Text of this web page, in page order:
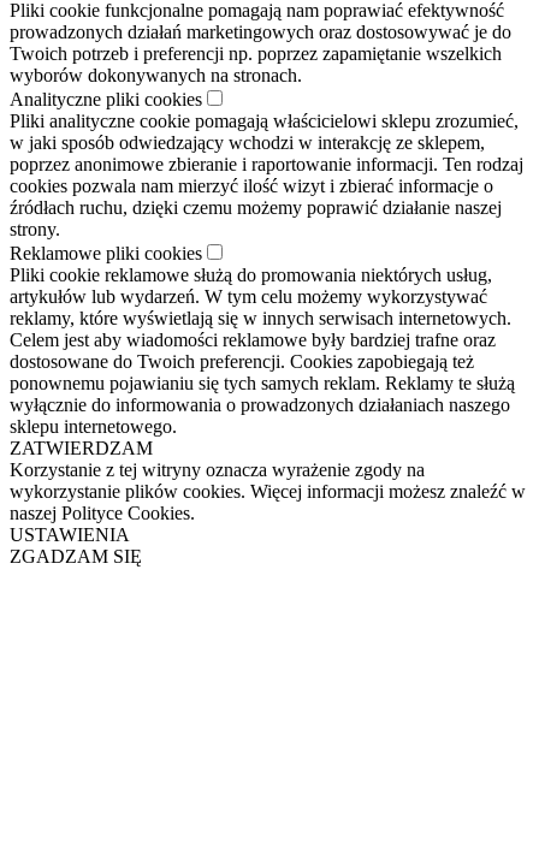
Pliki cookie funkcjonalne pomagają nam poprawiać efektywność
prowadzonych działań marketingowych oraz dostosowywać je do
Twoich potrzeb i preferencji np. poprzez zapamiętanie wszelkich
wyborów dokonywanych na stronach.
Analityczne pliki cookies
Pliki analityczne cookie pomagają właścicielowi sklepu zrozumieć,
w jaki sposób odwiedzający wchodzi w interakcję ze sklepem,
poprzez anonimowe zbieranie i raportowanie informacji. Ten rodzaj
cookies pozwala nam mierzyć ilość wizyt i zbierać informacje o
źródłach ruchu, dzięki czemu możemy poprawić działanie naszej
strony.
Reklamowe pliki cookies
Pliki cookie reklamowe służą do promowania niektórych usług,
artykułów lub wydarzeń. W tym celu możemy wykorzystywać
reklamy, które wyświetlają się w innych serwisach internetowych.
Celem jest aby wiadomości reklamowe były bardziej trafne oraz
dostosowane do Twoich preferencji. Cookies zapobiegają też
ponownemu pojawianiu się tych samych reklam. Reklamy te służą
wyłącznie do informowania o prowadzonych działaniach naszego
sklepu internetowego.
ZATWIERDZAM
Korzystanie z tej witryny oznacza wyrażenie zgody na
wykorzystanie plików cookies. Więcej informacji możesz znaleźć w
naszej Polityce Cookies.
USTAWIENIA
ZGADZAM SIĘ